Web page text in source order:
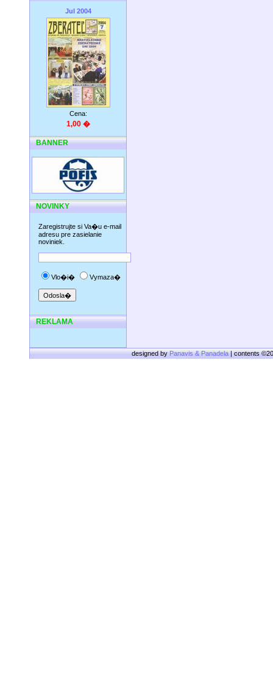
Jul 2004
Cena:
1,00 �
BANNER
NOVINKY
Zaregistrujte si Va�u e-mail
adresu pre zasielanie
noviniek.
Vlo�i� Vymaza�
REKLAMA
designed byPanavis & Panadela| contents